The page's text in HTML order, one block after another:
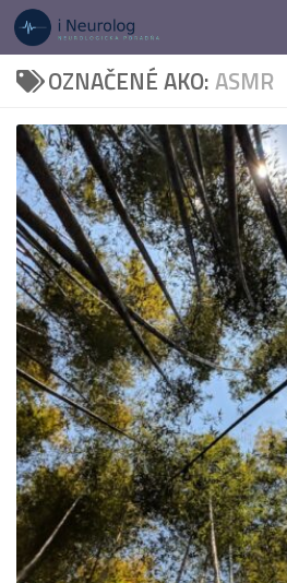
Preskočiť na obsah
OZNAČENÉ AKO:ASMR